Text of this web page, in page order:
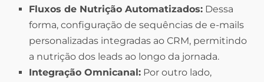
Fluxos de Nutrição Automatizados: Dessa
forma, configuração de sequências de e-mails
personalizadas integradas ao CRM, permitindo
a nutrição dos leads ao longo da jornada.
Integração Omnicanal: Por outro lado,